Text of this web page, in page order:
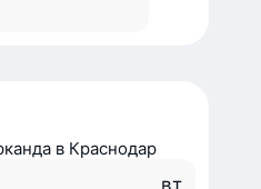
в Краснодар
вт